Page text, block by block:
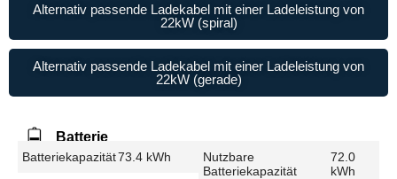
Alternativ passende Ladekabel mit einer Ladeleistung von
22kW (spiral)
Alternativ passende Ladekabel mit einer Ladeleistung von
22kW (gerade)
Batterie
Batteriekapazität73.4 kWh
Nutzbare
Batteriekapazität
72.0
kWh